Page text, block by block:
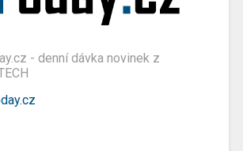
- denní dávka novinek z